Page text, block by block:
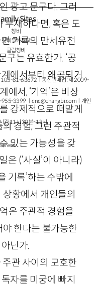
광고 문구다. 그러
부재하다면, 혹은 도
기록의 만세유전
구는 유효한가. ‘공
에서부터 왜곡되거
에서, ‘기억’은 비상
강제적으로 떠맡게
경험, 그런 주관적
있는 가능성을 갖
은 (‘사실’이 아니라)
기록’하는 수밖에
황에서 개인들의
은 주관적 경험을
야 한다는 불가능한
닌가.
관 사이의 모호한
자를 미궁에 빠지
Sites
창비
창비문화재단
클럽창비
: 105-81-63672ㅣ통신판매업 : 제 2009-
955-3399 ㅣcnc@changbi.com ㅣ개인
간 11시 30분~13시